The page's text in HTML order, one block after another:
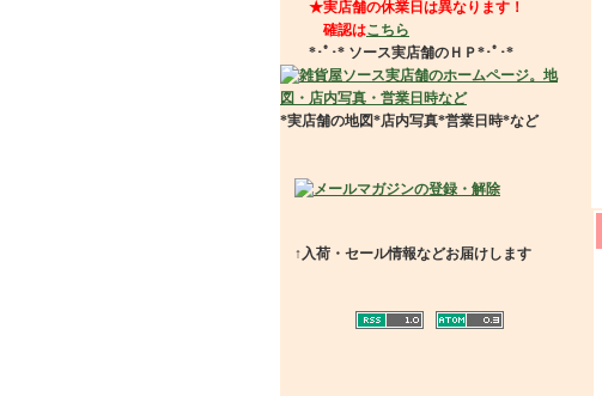
★実店舗の休業日は異なります！
確認はこちら
*･ﾟ･* ソース実店舗のＨＰ*･ﾟ･*
*実店舗の地図*店内写真*営業日時*など
↑入荷・セール情報などお届けします